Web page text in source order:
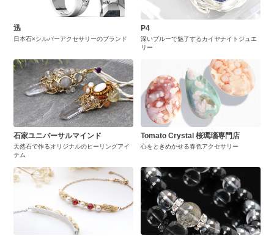
迅
日本石×シルバーアクセサリーのブランド
P4
深いブルーで魅了するカイヤナイトジュエ
リー
石家ユニバーサルマインド
天然石で作るオリジナルのヒーリングアイ
テム
Tomato Crystal 桜瑪瑙専門店
心をときめかせる春色アクセサリー